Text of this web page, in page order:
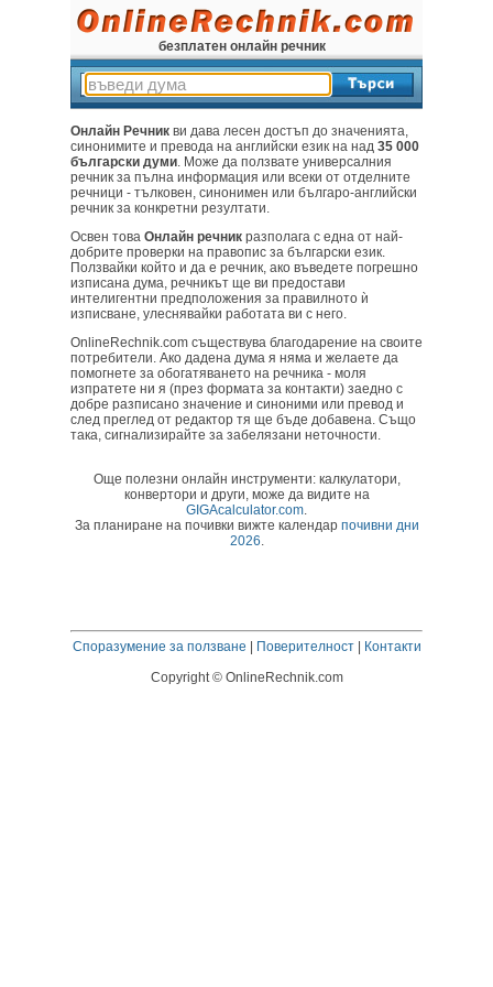
безплатен онлайн речник
Онлайн Речник ви дава лесен достъп до значенията,
синонимите и превода на английски език на над 35 000
български думи. Може да ползвате универсалния
речник за пълна информация или всеки от отделните
речници - тълковен, синонимен или българо-английски
речник за конкретни резултати.
Освен това Онлайн речник разполага с една от най-
добрите проверки на правопис за български език.
Ползвайки който и да е речник, ако въведете погрешно
изписана дума, речникът ще ви предостави
интелигентни предположения за правилното ѝ
изписване, улеснявайки работата ви с него.
OnlineRechnik.com съществува благодарение на своите
потребители. Ако дадена дума я няма и желаете да
помогнете за обогатяването на речника - моля
изпратете ни я (през формата за контакти) заедно с
добре разписано значение и синоними или превод и
след преглед от редактор тя ще бъде добавена. Също
така, сигнализирайте за забелязани неточности.
Още полезни онлайн инструменти: калкулатори,
конвертори и други, може да видите на
GIGAcalculator.com.
За планиране на почивки вижте календар почивни дни
2026.
Споразумение за ползване Поверителност|
Контакти
Copyright © OnlineRechnik.com